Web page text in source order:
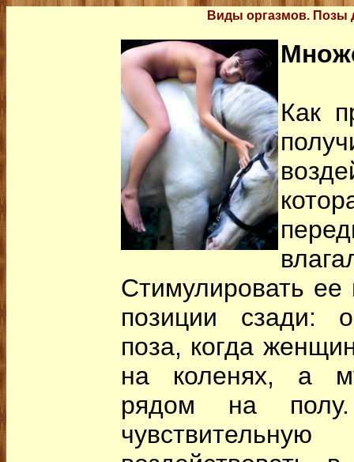
Виды оргазмов. Позы
Как
Стимулировать
позиции сзади:
поза, когда
на коленях, а
рядом на